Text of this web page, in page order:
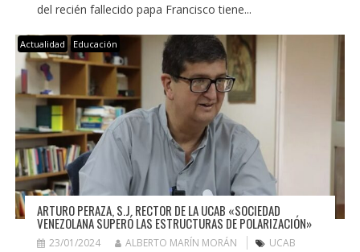
del recién fallecido papa Francisco tiene...
Actualidad Educación
ARTURO PERAZA, S.J. RECTOR DE LA UCAB «SOCIEDAD
VENEZOLANA SUPERÓ LAS ESTRUCTURAS DE POLARIZACIÓN»
23/01/2024 ALBERTO MARÍN MORÁN UCAB